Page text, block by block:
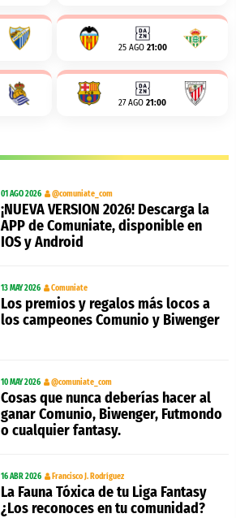
25 AGO 21:00
27 AGO 21:00
01 AGO 2026 @comuniate_com
¡NUEVA VERSION 2026! Descarga la
APP de Comuniate, disponible en
IOS y Android
13 MAY 2026 Comuniate
Los premios y regalos más locos a
los campeones Comunio y Biwenger
10 MAY 2026 @comuniate_com
Cosas que nunca deberías hacer al
ganar Comunio, Biwenger, Futmondo
o cualquier fantasy.
16 ABR 2026 Francisco J. Rodríguez
La Fauna Tóxica de tu Liga Fantasy
¿Los reconoces en tu comunidad?